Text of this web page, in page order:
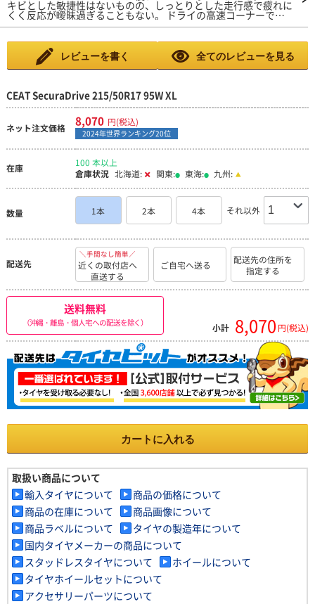
た。実はこのタイヤの前に、中古でアクセラを買って間もなく
元々着いていたFALKENのAZENIS FK510からARMSTRONGのBLU
-TRAC HPに替えたのですが、性能そのものには不満はなくて
に履き替えてみて感じたのは、空気圧を上限に近い280kpaにし
たにもかかわらず以前のタイヤより当たりが柔らかくなったこと
です！！しかもタイヤの見た目は欧州製のタイヤみたいに溝が太
キビとした敏捷性はないものの、しっとりとした走行感で疲れに
くく反応が曖昧過ぎることもない。 ドライの高速コーナーでは
路面に吸い付く様にグリップし不安感無し。 外部からの入力を
じる。 標準的な静粛性は確保されており、トンネル内でも変な
パターンノイズなし。オーディオも普通に視聴可能。 デミング
大賞受賞の底力を感じる。 低価格と認知度の低さから不安に感
じるユーザーもいると思うが、どうか安心して購入して試して欲
レビューを書く 全てのレビューを見る
CEAT SecuraDrive 215/50R17 95W XL
ネット注文価格 8,070 円(税込)
2024年世界ランキング20位
在庫
100 本以上
倉庫状況 北海道: 関東: 東海: 九州:
数量 1本 2本 4本 それ以外
配送先
＼手間なし簡単／
近くの取付店へ
直送する
ご自宅へ送る
配送先の住所を
指定する
送料無料
（沖縄・離島・個人宅への配送を除く） 小計 8,070 円(税込)
カートに入れる
取扱い商品について
輸入タイヤについて
商品の価格について
商品の在庫について
商品画像について
商品ラベルについて
タイヤの製造年について
国内タイヤメーカーの商品について
スタッドレスタイヤについて
ホイールについて
タイヤホイールセットについて
アクセサリーパーツについて